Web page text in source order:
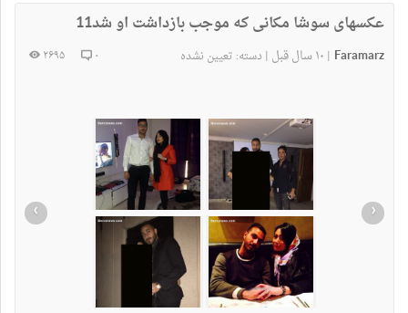
عکسهای سوشا مکانی که موجب بازداشت او شد11
Faramarz
| ۱۰ سال قبل | دسته: تعیین نشده ۰ ۲۶۹۵
‹
›